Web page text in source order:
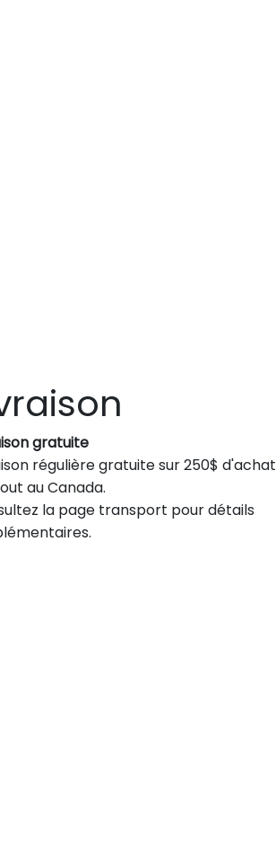
gratuite
régulière gratuite sur 250$ d'achat
au Canada.
la page transport pour détails